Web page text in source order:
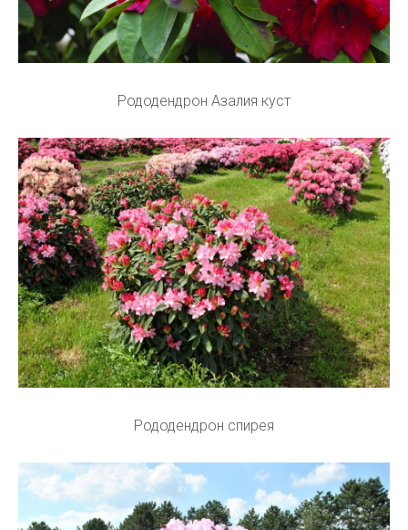
Рододендрон Азалия куст
Рододендрон спирея